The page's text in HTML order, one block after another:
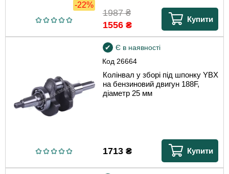
-22%
1556₴
1987₴
Купити
Код 26664
Є в наявності
Колінвал у зборі під шпонку YBX
на бензиновий двигун 188F,
діаметр 25 мм
1713₴ Купити